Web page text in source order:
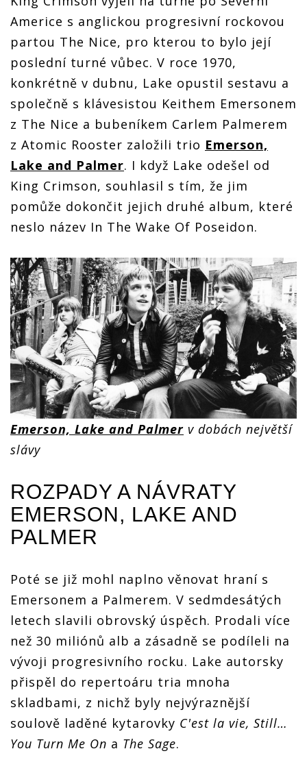
Americe s anglickou progresivní rockovou
partou The Nice, pro kterou to bylo její
poslední turné vůbec. V roce 1970,
konkrétně v dubnu, Lake opustil sestavu a
společně s klávesistou Keithem Emersonem
z The Nice a bubeníkem Carlem Palmerem
z Atomic Rooster založili trio Emerson,
Lake and Palmer. I když Lake odešel od
King Crimson, souhlasil s tím, že jim
pomůže dokončit jejich druhé album, které
neslo název In The Wake Of Poseidon.
Emerson, Lake and Palmer v dobách největší
slávy
ROZPADY A NÁVRATY
EMERSON, LAKE AND
PALMER
Poté se již mohl naplno věnovat hraní s
Emersonem a Palmerem. V sedmdesátých
letech slavili obrovský úspěch. Prodali více
než 30 miliónů alb a zásadně se podíleli na
vývoji progresivního rocku. Lake autorsky
přispěl do repertoáru tria mnoha
skladbami, z nichž byly nejvýraznější
soulově laděné kytarovky C'est la vie, Still…
You Turn Me On a The Sage.